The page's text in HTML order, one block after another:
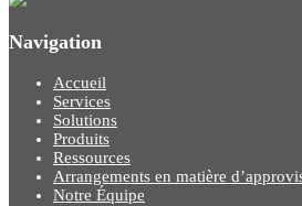
Navigation
Accueil
Services
Solutions
Produits
Ressources
Arrangements en matière
Notre Équipe